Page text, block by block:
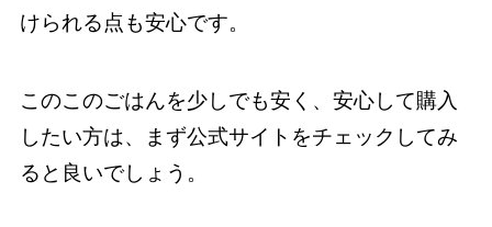
けられる点も安心です。
このこのごはんを少しでも安く、安心して購入
したい方は、まず公式サイトをチェックしてみ
ると良いでしょう。